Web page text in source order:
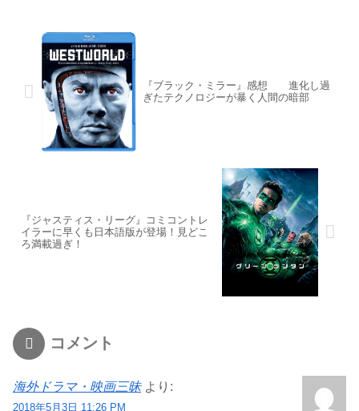
『ブラック・ミラー』感想 進化し過
ぎたテクノロジーが暴く人間の暗部
『ジャスティス・リーグ』コミコントレ
イラーに早くも日本語版が登場！見どこ
ろ満載過ぎ！
コメント
海外ドラマ・映画三昧 より:
2018年5月3日 11:26 PM